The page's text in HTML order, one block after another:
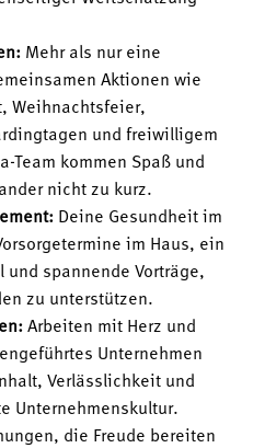
Mehr als nur eine
Aktionen wie
Weihnachtsfeier,
und freiwilligem
Team kommen Spaß und
nicht zu kurz.
Deine Gesundheit im
im Haus, ein
und spannende Vorträge,
zu unterstützen.
Arbeiten mit Herz und
Unternehmen
Verlässlichkeit und
Unternehmenskultur.
die Freude bereiten